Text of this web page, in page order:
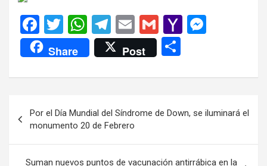
F
a
ce
b
o
k
T
wi
tt
er
W
h
at
s
p
p
T
el
e
gr
m
E
m
ail
G
m
ail
Y
o
M
ail
n
er
Share Post
m
ar
tir
de
entradas
Por el Día Mundial del Síndrome de Down, se iluminará el
monumento 20 de Febrero
Suman nuevos puntos de vacunación antirrábica en la